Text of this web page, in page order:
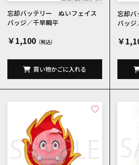
忘却バッテリー ぬいフェイス
バッジ／千早瞬平
￥1,100
買い物かごに入れる
忘却
バッジ
￥